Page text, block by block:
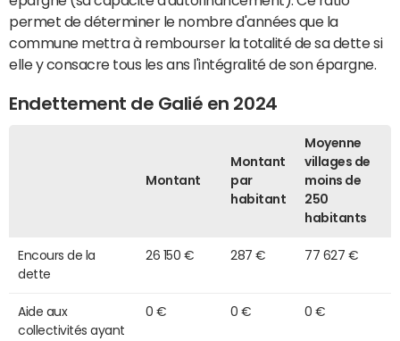
permet de déterminer le nombre d'années que la
commune mettra à rembourser la totalité de sa dette si
elle y consacre tous les ans l'intégralité de son épargne.
Endettement de Galié en 2024
Montant
Montant
par
habitant
Moyenne
villages de
moins de
250
habitants
Encours de la
dette
26 150 € 287 € 77 627 €
Aide aux
collectivités ayant
0 € 0 € 0 €